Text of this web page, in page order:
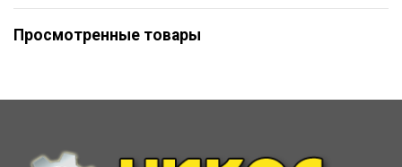
Просмотренные товары